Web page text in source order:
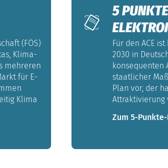
(FÖS)
Klima-
mehreren
für E-
Klima
5
Für den ACE
2030 in
konsequenten
staatlicher
Plan vor, der
Zum 5-Punkte-